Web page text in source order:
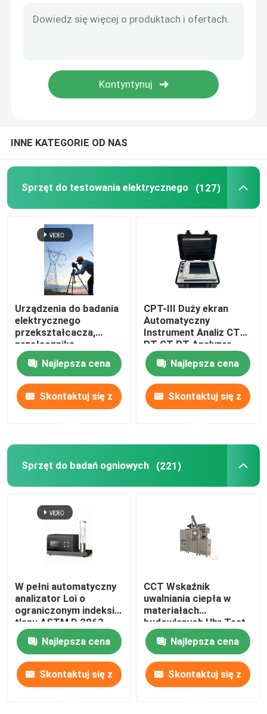
INNE KATEGORIE OD NAS
Sprzęt do testowania elektrycznego (127)
Urządzenia do badania
elektrycznego
przekształcacza,
przełącznika,
przekaźnika, kabli
Najlepsza cena
Skontaktuj się z
CPT-III Duży ekran
Automatyczny
Instrument Analiz CT
PT CT PT Analyzer
Najlepsza cena
Skontaktuj się z
Sprzęt do badań ogniowych (221)
W pełni automatyczny
analizator Loi o
ograniczonym indeksie
tlenu ASTM D 2863
ISO4589-2 z tworzywa
sztucznegoNajlepsza cena
Skontaktuj się z
CCT Wskaźnik
uwalniania ciepła w
materiałach
budowlanych Hhr Test
ASTM E1354 ISO5660
Najlepsza cena
Skontaktuj się z